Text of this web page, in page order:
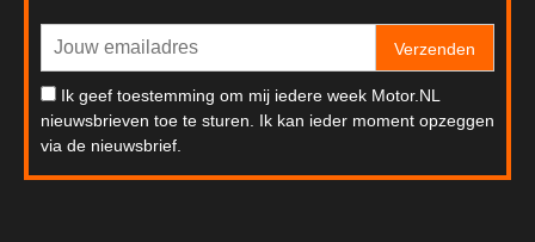
Verzenden
Ik geef toestemming om mij iedere week Motor.NL
nieuwsbrieven toe te sturen. Ik kan ieder moment opzeggen
via de nieuwsbrief.